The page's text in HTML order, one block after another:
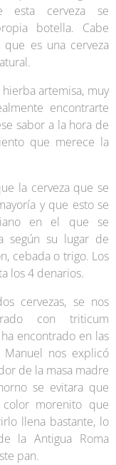
esta cerveza se
botella. Cabe
es una cerveza
artemisa, muy
encontrarte
sabor a la hora de
que merece la
la cerveza que se
y que esto se
en el que se
según su lugar de
cebada o trigo. Los
los 4 denarios.
cervezas, se nos
con triticum
encontrado en las
Manuel nos explicó
de la masa madre
se evitara que
morenito que
llena bastante, lo
la Antigua Roma
pan.